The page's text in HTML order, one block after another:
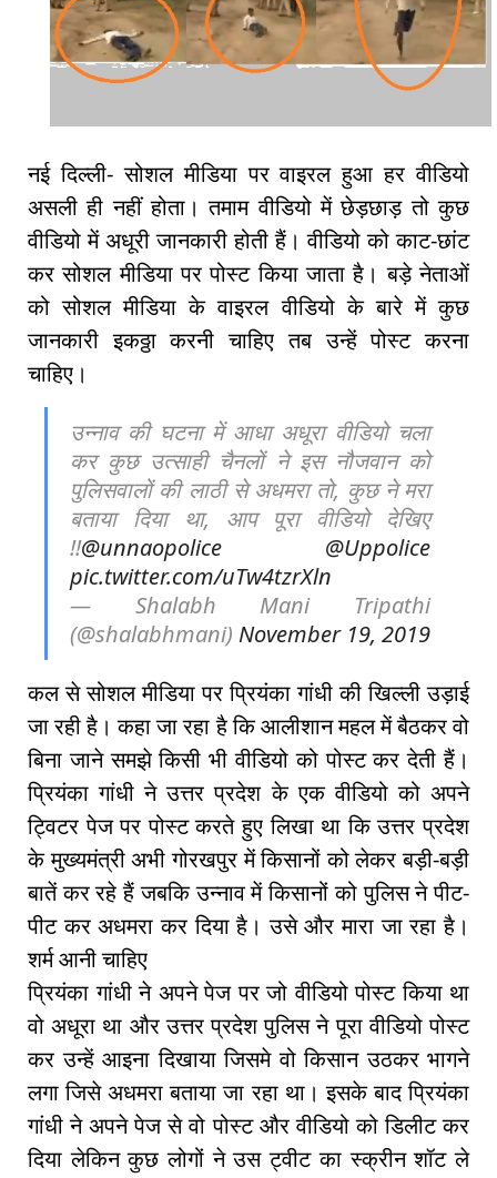
नई दिल्ली- सोशल मीडिया पर वाइरल हुआ हर वीडियो
असली ही नहीं होता। तमाम वीडियो में छेड़छाड़ तो कुछ
वीडियो में अधूरी जानकारी होती हैं। वीडियो को काट-छांट
कर सोशल मीडिया पर पोस्ट किया जाता है। बड़े नेताओं
को सोशल मीडिया के वाइरल वीडियो के बारे में कुछ
जानकारी इकठ्ठा करनी चाहिए तब उन्हें पोस्ट करना
चाहिए।
उन्नाव की घटना में आधा अधूरा वीडियो चला
कर कुछ उत्साही चैनलों ने इस नौजवान को
पुलिसवालों की लाठी से अधमरा तो, कुछ ने मरा
बताया दिया था, आप पूरा वीडियो देखिए
!!@unnaopolice
@Uppolice
pic.twitter.com/uTw4tzrXln
— Shalabh Mani Tripathi
(@shalabhmani) November 19, 2019
कल से सोशल मीडिया पर प्रियंका गांधी की खिल्ली उड़ाई
जा रही है। कहा जा रहा है कि आलीशान महल में बैठकर वो
बिना जाने समझे किसी भी वीडियो को पोस्ट कर देती हैं।
प्रियंका गांधी ने उत्तर प्रदेश के एक वीडियो को अपने
ट्विटर पेज पर पोस्ट करते हुए लिखा था कि उत्तर प्रदेश
के मुख्यमंत्री अभी गोरखपुर में किसानों को लेकर बड़ी-बड़ी
बातें कर रहे हैं जबकि उन्नाव में किसानों को पुलिस ने पीट-
पीट कर अधमरा कर दिया है। उसे और मारा जा रहा है।
शर्म आनी चाहिए
प्रियंका गांधी ने अपने पेज पर जो वीडियो पोस्ट किया था
वो अधूरा था और उत्तर प्रदेश पुलिस ने पूरा वीडियो पोस्ट
कर उन्हें आइना दिखाया जिसमे वो किसान उठकर भागने
लगा जिसे अधमरा बताया जा रहा था। इसके बाद प्रियंका
गांधी ने अपने पेज से वो पोस्ट और वीडियो को डिलीट कर
दिया लेकिन कुछ लोगों ने उस ट्वीट का स्क्रीन शॉट ले